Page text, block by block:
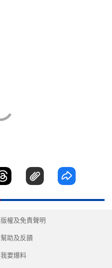
版權及免責聲明
幫助及反饋
我要爆料